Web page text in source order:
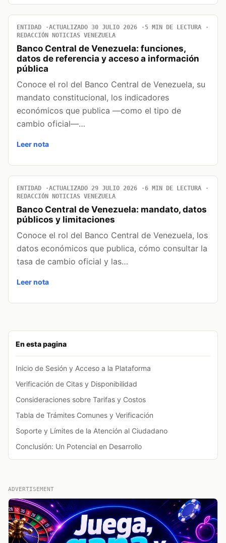
En esta pagina
Inicio de Sesión y Acceso a la Plataforma
Verificación de Citas y Disponibilidad
Consideraciones sobre Tarifas y Costos
Tabla de Trámites Comunes y Verificación
Soporte y Límites de la Atención al Ciudadano
Conclusión: Un Potencial en Desarrollo
ENTIDAD ACTUALIZADO 30 JULIO 2026
5 MIN DE LECTURA
REDACCIÓN NOTICIAS VENEZUELA
Banco Central de Venezuela: funciones,
datos de referencia y acceso a información
pública
Conoce el rol del Banco Central de Venezuela, su
mandato constitucional, los indicadores
económicos que publica —como el tipo de
cambio oficial—…
Leer nota
ENTIDAD ACTUALIZADO 29 JULIO 2026
6 MIN DE LECTURA
REDACCIÓN NOTICIAS VENEZUELA
Banco Central de Venezuela: mandato, datos
públicos y limitaciones
Conoce el rol del Banco Central de Venezuela, los
datos económicos que publica, cómo consultar la
tasa de cambio oficial y las…
Leer nota
ADVERTISEMENT